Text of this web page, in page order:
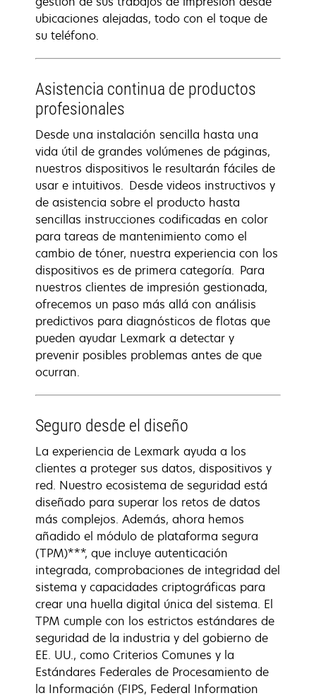
ubicaciones alejadas, todo con el toque de
su teléfono.
Asistencia continua de productos
profesionales
Desde una instalación sencilla hasta una
vida útil de grandes volúmenes de páginas,
nuestros dispositivos le resultarán fáciles de
usar e intuitivos. Desde videos instructivos y
de asistencia sobre el producto hasta
sencillas instrucciones codificadas en color
para tareas de mantenimiento como el
cambio de tóner, nuestra experiencia con los
dispositivos es de primera categoría. Para
nuestros clientes de impresión gestionada,
ofrecemos un paso más allá con análisis
predictivos para diagnósticos de flotas que
pueden ayudar Lexmark a detectar y
prevenir posibles problemas antes de que
ocurran.
Seguro desde el diseño
La experiencia de Lexmark ayuda a los
clientes a proteger sus datos, dispositivos y
red. Nuestro ecosistema de seguridad está
diseñado para superar los retos de datos
más complejos. Además, ahora hemos
añadido el módulo de plataforma segura
(TPM)***, que incluye autenticación
integrada, comprobaciones de integridad del
sistema y capacidades criptográficas para
crear una huella digital única del sistema. El
TPM cumple con los estrictos estándares de
seguridad de la industria y del gobierno de
EE. UU., como Criterios Comunes y la
Estándares Federales de Procesamiento de
la Información (FIPS, Federal Information